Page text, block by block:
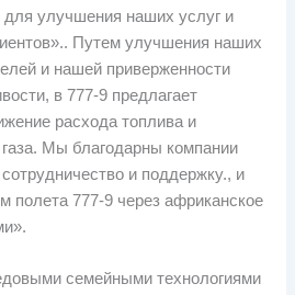
для улучшения наших услуг и
Путем улучшения наших
и нашей приверженности
в 777-9 предлагает
расхода топлива и
Мы благодарны компании
и поддержку., и
полета 777-9 через африканское
семейными технологиями